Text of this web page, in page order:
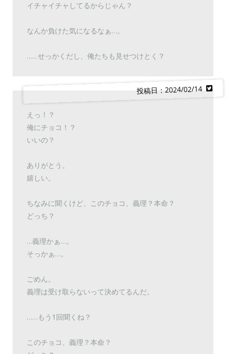
イチャイチャしてるからじゃん？
なんか負けた気になるなぁ…。
……せっかくだし、俺たちも見せつけとく？
投稿日：2024/02/14
えっ！？
俺にチョコ！？
いいの？
ありがとう。
嬉しい。
ちなみに聞くけど、このチョコ、義理？本命？
どっち？
…義理かぁ…。
そっかぁ…。
ごめん。
義理は受け取らないって決めてるんだ。
……もう1回聞くね？
このチョコ、義理？本命？